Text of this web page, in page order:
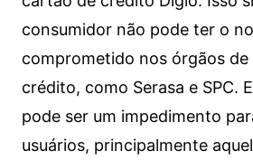
consumidor não pode ter o
comprometido nos órgãos
crédito, como Serasa e SPC.
pode ser um impedimento
usuários, principalmente